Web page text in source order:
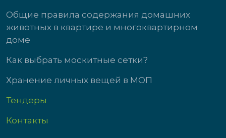
Общие правила содержания домашних
животных в квартире и многоквартирном
доме
Как выбрать москитные сетки?
Хранение личных вещей в МОП
Тендеры
Контакты